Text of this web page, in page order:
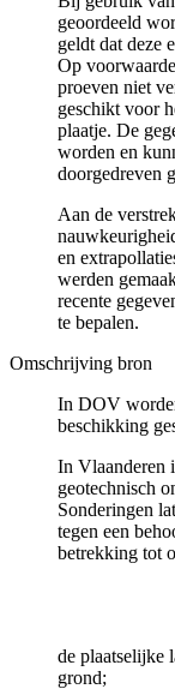
geoordeeld
geldt dat deze
Op
proeven niet
geschikt voor
plaatje. De
worden en
doorgedreven
Aan de
en
werden
recente
te bepalen.
Omschrijving bron
In DOV
beschikking
In Vlaanderen
geotechnisch
Sonderingen
tegen een
betrekking tot
de plaatselijke
grond;